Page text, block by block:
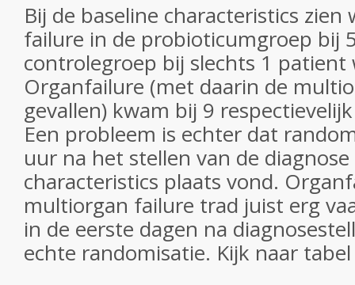
Bij de baseline characteristics
failure in de probioticumgroep bij
controlegroep bij slechts 1 patient
Organfailure (met daarin de
gevallen) kwam bij 9
Een probleem is echter dat
uur na het stellen van de
characteristics plaats vond.
multiorgan failure trad juist erg
in de eerste dagen na
echte randomisatie. Kijk naar